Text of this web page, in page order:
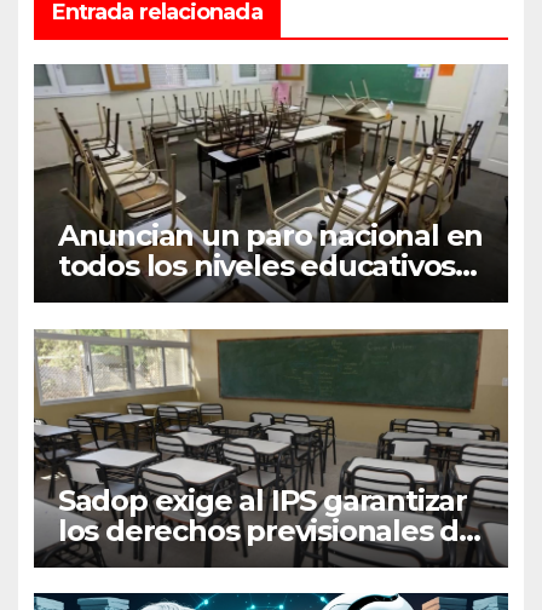
Entrada relacionada
Anuncian un paro nacional en
todos los niveles educativos
para el próximo lunes
Sadop exige al IPS garantizar
los derechos previsionales de
los docentes
extraprogramáticos